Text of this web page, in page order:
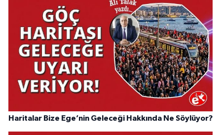
Haritalar Bize Ege’nin Geleceği Hakkında Ne Söylüyor?